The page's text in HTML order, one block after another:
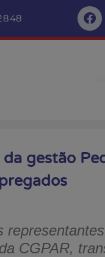
gestão
CGPAR,